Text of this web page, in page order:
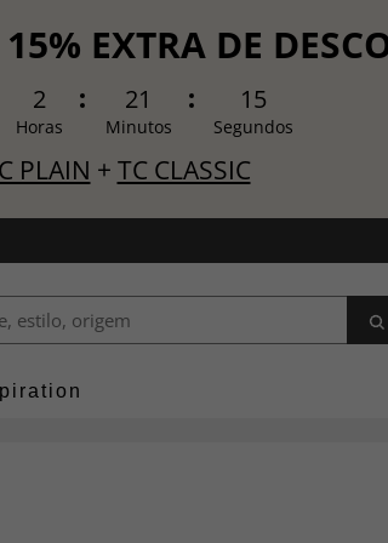
EXTRA DE
2
Horas
21
Minutos
13
Segundos
PLAIN + TC CLASSIC